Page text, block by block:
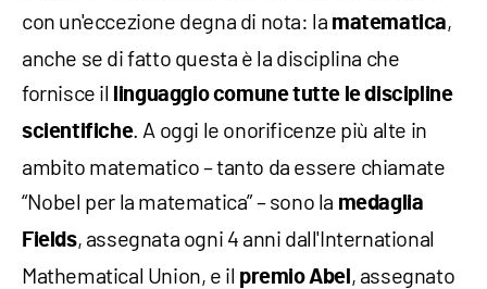
con un'eccezione degna di nota: la matematica,
anche se di fatto questa è la disciplina che
fornisce il linguaggio comune tutte le discipline
scientifiche. A oggi le onorificenze più alte in
ambito matematico – tanto da essere chiamate
“Nobel per la matematica” – sono la medaglia
Fields, assegnata ogni 4 anni dall'International
Mathematical Union, e il premio Abel , assegnato